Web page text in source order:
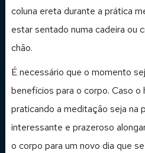
coluna ereta durante a prática
estar sentado numa cadeira ou
chão.
É necessário que o momento
benefícios para o corpo. Caso
praticando a meditação seja na
interessante e prazeroso
o corpo para um novo dia que se